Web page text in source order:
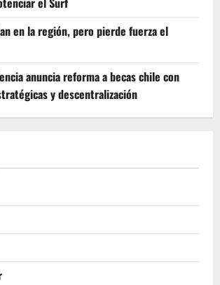
en la región, pero pierde fuerza el
anuncia reforma a becas chile con
y descentralización